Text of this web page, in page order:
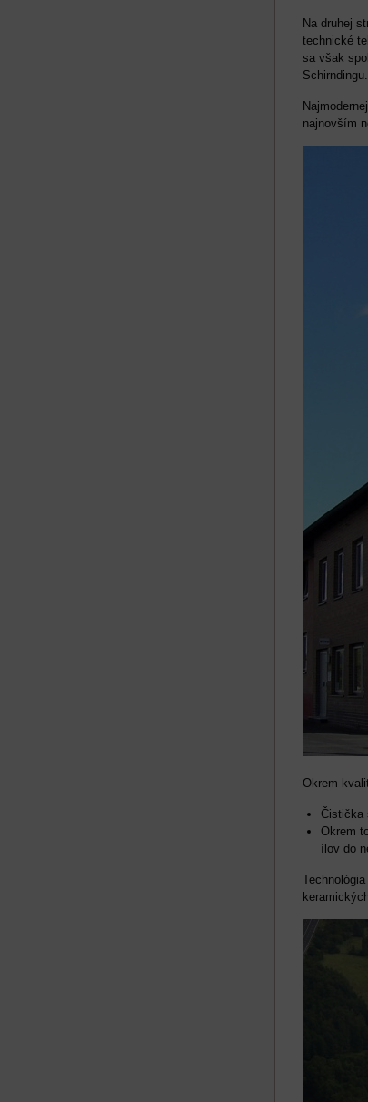
Na druhej
technické
sa však
najnovším
Okrem
Čistička
Okrem
ílov do